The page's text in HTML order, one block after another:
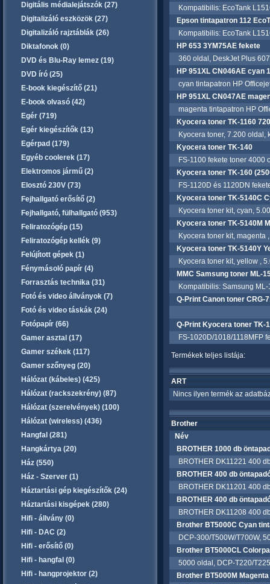
Digitális médialejátszók (27)
Digitalizáló eszközök (27)
Digitalizáló rajztáblák (26)
Diktafonok (0)
DVD és Blu-Ray lemez (19)
DVD író (25)
E-book kiegészítő (21)
E-book olvasó (42)
Egér (719)
Egér kiegészítők (13)
Egérpad (179)
Egyéb coolerek (17)
Elektromos jármű (2)
Elosztó 230V (73)
Fejhallgató erősítő (2)
Fejhallgató, fülhallgató (953)
Feliratozógép (15)
Feliratozógép kellék (9)
Felújított gépek (1)
Fénymásoló papír (4)
Forrasztás technika (31)
Fotó és video állványok (7)
Fotó és video táskák (24)
Fotópapír (66)
Gamer asztal (17)
Gamer székek (117)
Gamer szőnyeg (20)
Hálózat (kábeles) (425)
Hálózat (rackszekrény) (87)
Hálózat (szerelvények) (100)
Hálózat (wireless) (436)
Hangfal (281)
Hangkártya (20)
Ház (550)
Ház - Szerver (1)
Háztartási gép kiegészítők (24)
Háztartási kisgépek (280)
Hifi - állvány (0)
Hifi - DAC (2)
Hifi - erősítő (0)
Hifi - hangfal (0)
Hifi - hangprojektor (2)
Kompatibilis: EcoTank
Epson tintapatron 112
Kompatibilis: EcoTank
HP 653 3YM75AE fekete
360 oldal, DeskJet Plus
HP 951XL CN046AE cyan
cyan tintapatron HP
HP 951XL CN047AE
magenta tintapatron HP
Kyocera toner TK-1160
Kyocera toner, 7.200 oldal,
Kyocera toner TK-140
FS-1100 fekete toner 4000
Kyocera toner TK-160
FS-1120D és 1120DN
Kyocera toner TK-5140C
Kyocera toner kit, cyan,
Kyocera toner TK-5140M
Kyocera toner kit, magenta
Kyocera toner TK-5140Y
Kyocera toner kit, yellow ,
MMC Samsung toner ML-
Kompatibilis: Samsung ML-
Q-Print Canon toner CRG-
Q-Print Kyocera toner TK-
FS-1020D/1018/1118MFP
Termékek teljes listája:
ART
Nincs ilyen termék az
Brother
Név
BROTHER 1000 db
BROTHER DK11221 400
BROTHER 400 db
BROTHER DK11201 400
BROTHER 400 db
BROTHER DK11208 400
Brother BT5000C Cyan
DCP-300/T500W/T700W,
Brother BT5000CL
5000 oldal, DCP-T220/
Brother BT5000M